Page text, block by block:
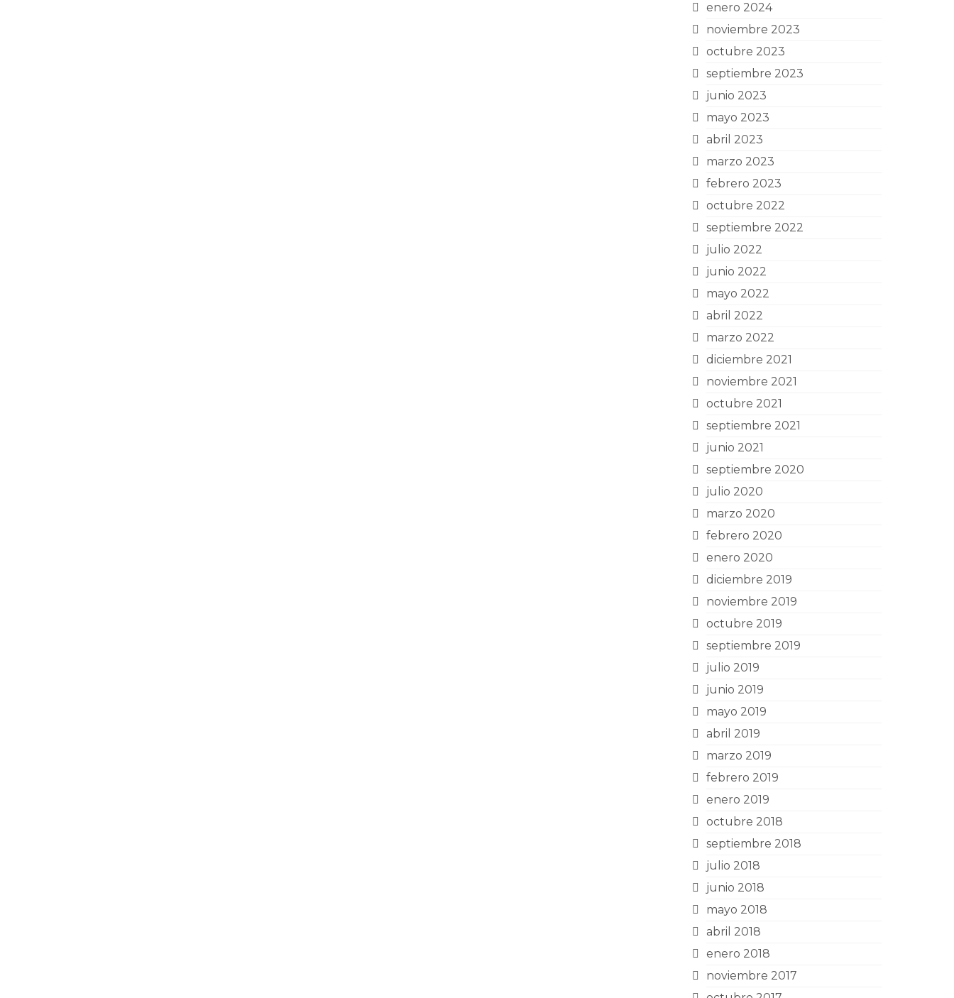
enero 2024
noviembre 2023
octubre 2023
septiembre 2023
junio 2023
mayo 2023
abril 2023
marzo 2023
febrero 2023
octubre 2022
septiembre 2022
julio 2022
junio 2022
mayo 2022
abril 2022
marzo 2022
diciembre 2021
noviembre 2021
octubre 2021
septiembre 2021
junio 2021
septiembre 2020
julio 2020
marzo 2020
febrero 2020
enero 2020
diciembre 2019
noviembre 2019
octubre 2019
septiembre 2019
julio 2019
junio 2019
mayo 2019
abril 2019
marzo 2019
febrero 2019
enero 2019
octubre 2018
septiembre 2018
julio 2018
junio 2018
mayo 2018
abril 2018
enero 2018
noviembre 2017